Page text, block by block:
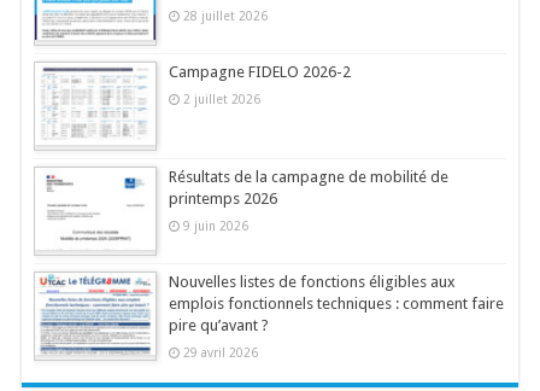
28 juillet 2026
Campagne FIDELO 2026-2
2 juillet 2026
Résultats de la campagne de mobilité de
printemps 2026
9 juin 2026
Nouvelles listes de fonctions éligibles aux
emplois fonctionnels techniques : comment faire
pire qu’avant ?
29 avril 2026